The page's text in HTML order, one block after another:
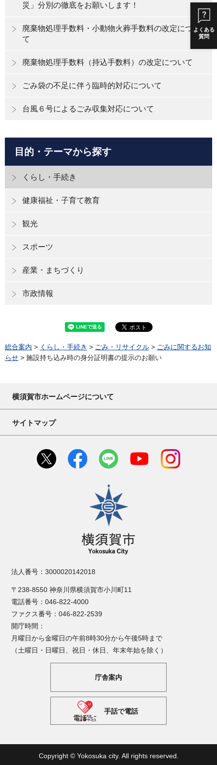
よくある
質問
災」分別の徹底をお願いします！
廃棄物処理手数料・小動物火葬手数料の改定につい
て
廃棄物処理手数料（持込手数料）の改定について
ごみ袋の不足に伴う臨時的対応について
台風６号によるごみ収集対応について
目的・テーマから探す
くらし・手続き
健康福祉・子育て教育
観光
スポーツ
産業・まちづくり
市政情報
総合案内 > くらし・手続き > ごみ・リサイクル > ごみに関するお知
らせ > 施設持ち込み時の身分証明書の提示のお願い
横須賀市ホームページについて
サイトマップ
横須賀市
法人番号：3000020142018
〒238-8550 神奈川県横須賀市小川町11
電話番号：046-822-4000
ファクス番号：046-822-2539
開庁時間：
月曜日から金曜日の午前8時30分から午後5時まで
（土曜日・日曜日、祝日・休日、年末年始を除く）
庁舎案内
手話で電話
Copyright © Yokosuka city. All rights reserved.